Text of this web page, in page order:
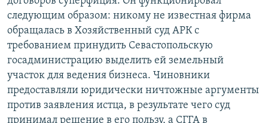
следующим образом: никому не известная фирма
обращалась в Хозяйственный суд АРК с
требованием принудить Севастопольскую
госадминистрацию выделить ей земельный
участок для ведения бизнеса. Чиновники
предоставляли юридически ничтожные аргументы
против заявления истца, в результате чего суд
принимал решение в его пользу, а СГГА в